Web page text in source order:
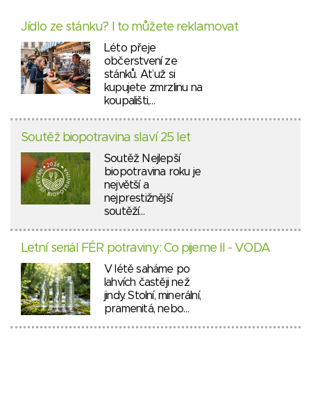
Jídlo ze stánku? I to můžete reklamovat
Léto přeje
občerstvení ze
stánků. Ať už si
kupujete zmrzlinu na
koupališti,…
Soutěž biopotravina slaví 25 let
Soutěž Nejlepší
biopotravina roku je
největší a
nejprestižnější
soutěží…
Letní seriál FÉR potraviny: Co pijeme II - VODA
V létě saháme po
lahvích častěji než
jindy. Stolní, minerální,
pramenitá, nebo…